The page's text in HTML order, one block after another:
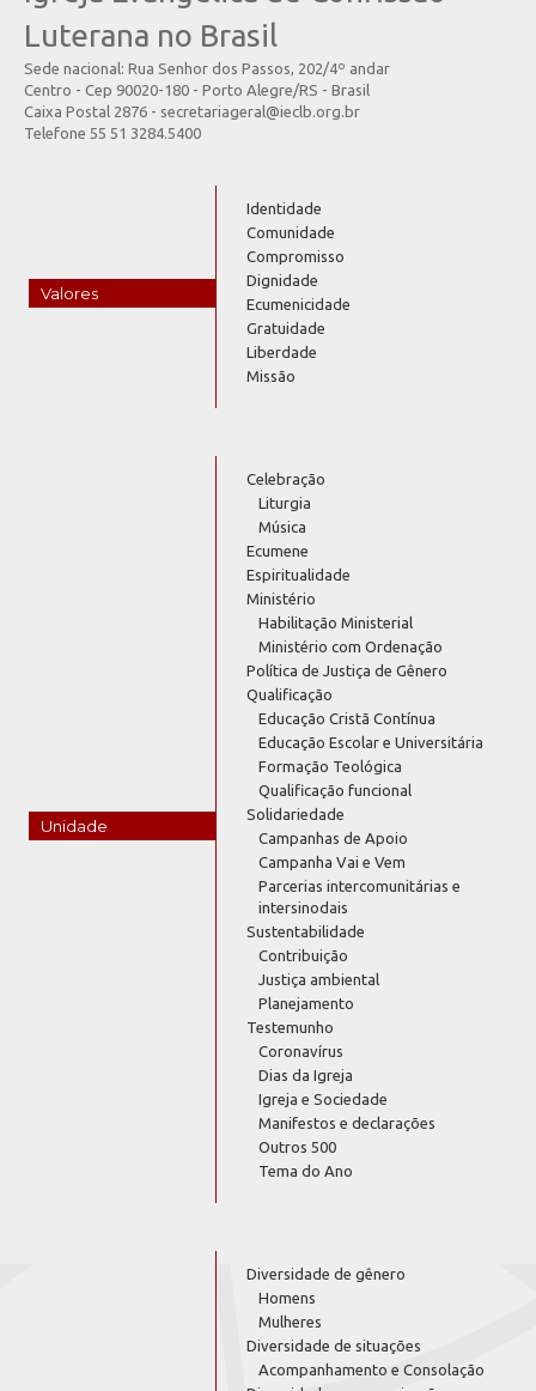
Luterana no Brasil
Sede nacional: Rua Senhor dos Passos, 202/4º andar
Centro - Cep 90020-180 - Porto Alegre/RS - Brasil
Caixa Postal 2876 - secretariageral@ieclb.org.br
Telefone 55 51 3284.5400
Valores
Identidade
Comunidade
Compromisso
Dignidade
Ecumenicidade
Gratuidade
Liberdade
Missão
Unidade
Celebração
Liturgia
Música
Ecumene
Espiritualidade
Ministério
Habilitação Ministerial
Ministério com Ordenação
Política de Justiça de Gênero
Qualificação
Educação Cristã Contínua
Educação Escolar e Universitária
Formação Teológica
Qualificação funcional
Solidariedade
Campanhas de Apoio
Campanha Vai e Vem
Parcerias intercomunitárias e
intersinodais
Sustentabilidade
Contribuição
Justiça ambiental
Planejamento
Testemunho
Coronavírus
Dias da Igreja
Igreja e Sociedade
Manifestos e declarações
Outros 500
Tema do Ano
Diversidade de gênero
Homens
Mulheres
Diversidade de situações
Acompanhamento e Consolação